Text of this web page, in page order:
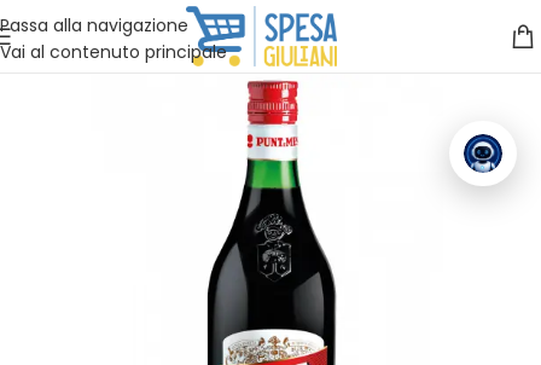
Passa alla navigazione
Vai al contenuto principale
Vuoi assistenza?Clicca qui e ti richiamiamo noi